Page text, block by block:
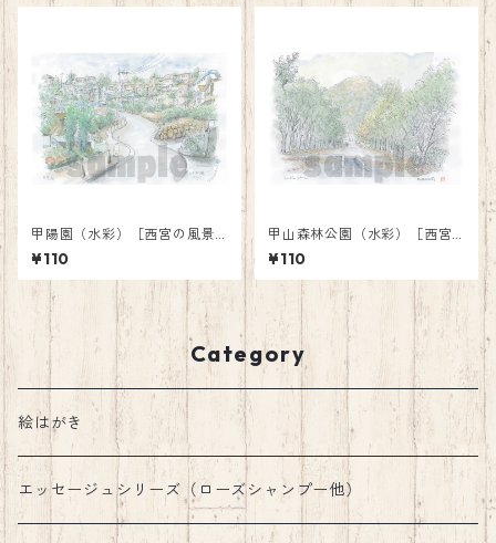
甲陽園（水彩）［西宮の風景
絵はがき］
¥110
甲山森林公園（水彩）［西宮
の風景絵はがき］
¥110
Category
絵はがき
エッセージュシリーズ（ローズシャンプー他）